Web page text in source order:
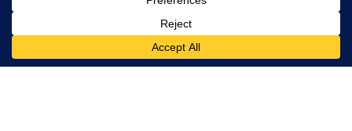
DOWNLOAD OUR APPS
Available for iOS and Android